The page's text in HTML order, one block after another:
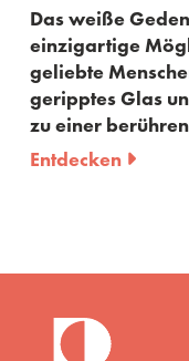
Das weiße
einzigartige
geliebte
geripptes Glas
zu einer berühren
Entdecken